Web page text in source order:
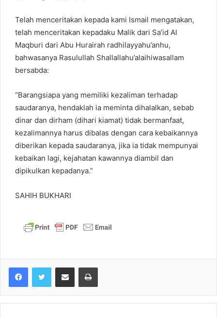
Telah menceritakan kepada kami Ismail mengatakan,
telah menceritakan kepadaku Malik dari Sa’id Al
Maqburi dari Abu Hurairah radhilayyahu’anhu,
bahwasanya Rasulullah Shallallahu’alaihiwasallam
bersabda:
“Barangsiapa yang memiliki kezaliman terhadap
saudaranya, hendaklah ia meminta dihalalkan, sebab
dinar dan dirham (dihari kiamat) tidak bermanfaat,
kezalimannya harus dibalas dengan cara kebaikannya
diberikan kepada saudaranya, jika ia tidak mempunyai
kebaikan lagi, kejahatan kawannya diambil dan
dipikulkan kepadanya.”
SAHIH BUKHARI
Share via Email Print